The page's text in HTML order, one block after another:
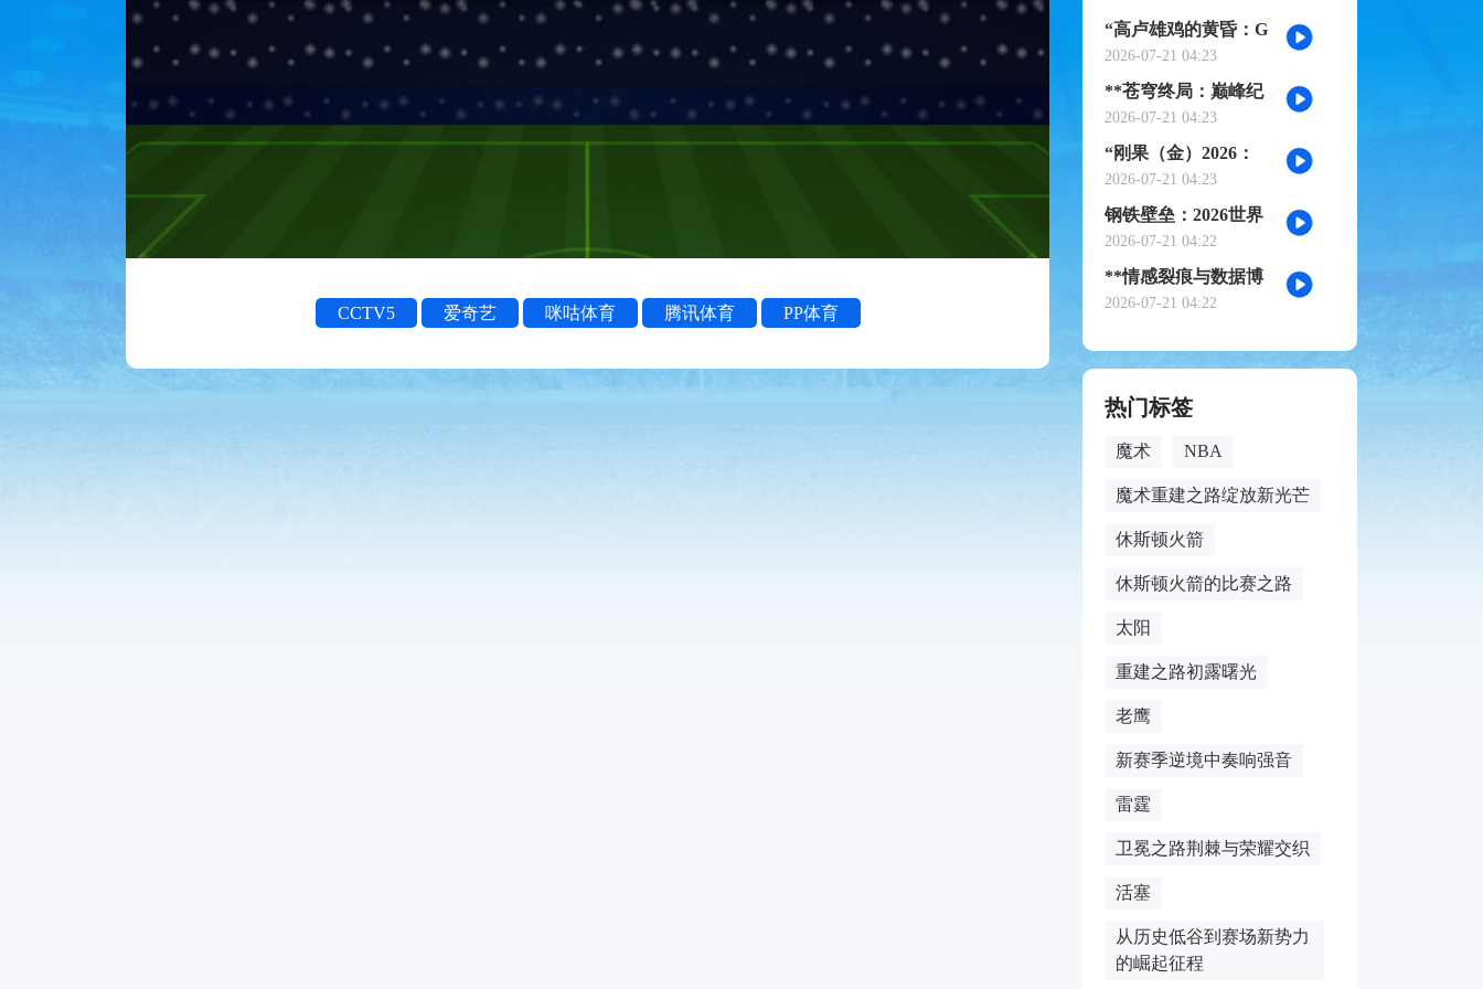
CCTV5 爱奇艺 咪咕体育 腾讯体育 PP体育
诗》
“高卢雄鸡的黄昏：G
组权力版图的重组与
裂变”
2026-07-21 04:23
**苍穹终局：巅峰纪
元·不灭之冠**
2026-07-21 04:23
“刚果（金）2026：
赤道雄狮再踏征途”
2026-07-21 04:23
钢铁壁垒：2026世界
杯小组赛防守体系的
极致博弈
2026-07-21 04:22
**情感裂痕与数据博
弈：2026世界杯舆论
2026-07-21 04:22
热门标签
魔术 NBA
魔术重建之路绽放新光芒
休斯顿火箭
休斯顿火箭的比赛之路
太阳
重建之路初露曙光
老鹰
新赛季逆境中奏响强音
雷霆
卫冕之路荆棘与荣耀交织
活塞
从历史低谷到赛场新势力
的崛起征程